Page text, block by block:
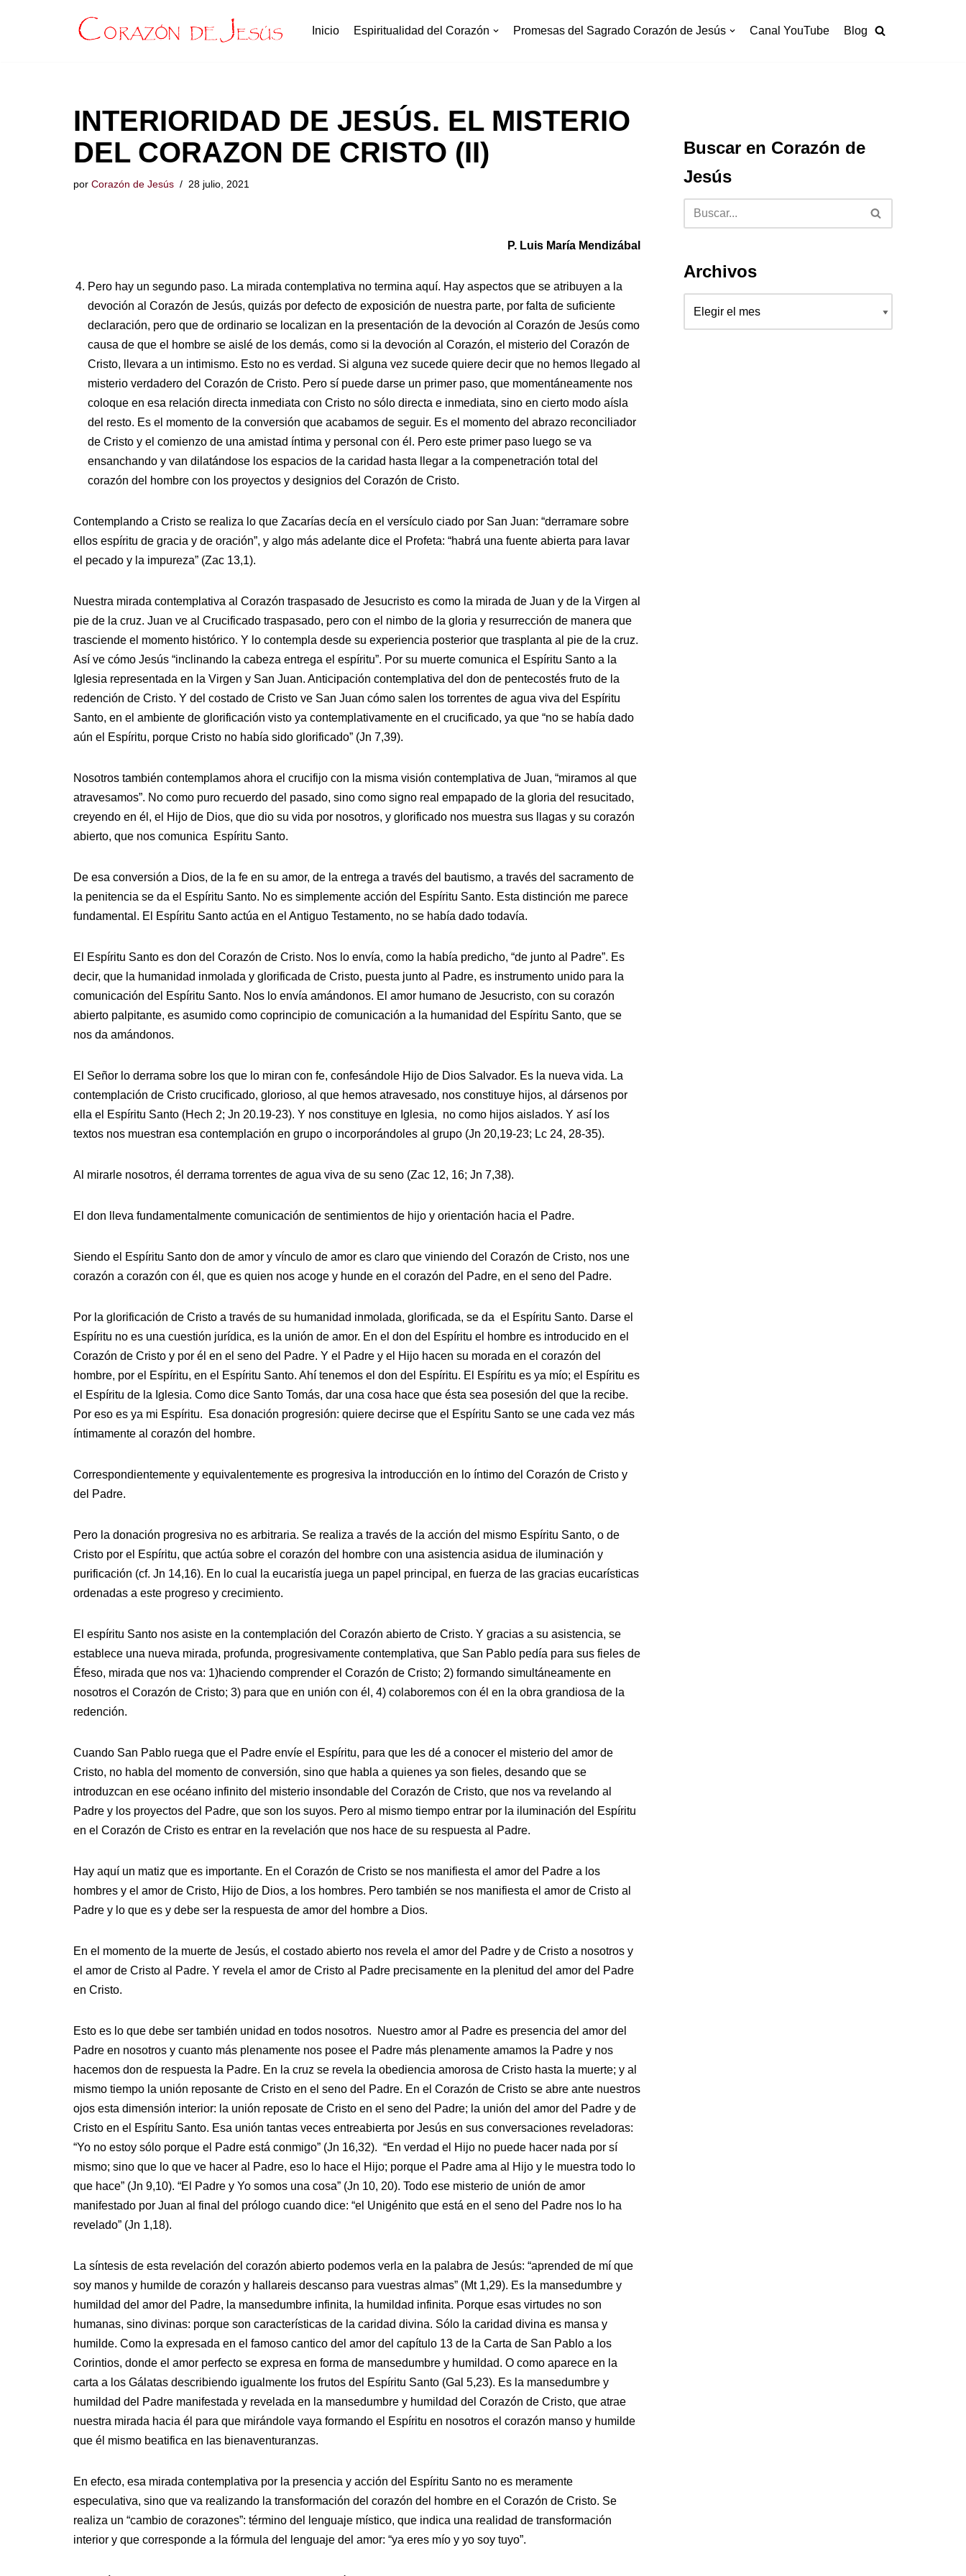
Inicio Espiritualidad del Corazón Promesas del Sagrado Corazón de Jesús Canal YouTube Blog
INTERIORIDAD DE JESÚS. EL MISTERIO
DEL CORAZON DE CRISTO (II)
por Corazón de Jesús 28 julio, 2021
P. Luis María Mendizábal
Pero hay un segundo paso. La mirada contemplativa no termina aquí. Hay aspectos que se atribuyen a la
devoción al Corazón de Jesús, quizás por defecto de exposición de nuestra parte, por falta de suficiente
declaración, pero que de ordinario se localizan en la presentación de la devoción al Corazón de Jesús como
causa de que el hombre se aislé de los demás, como si la devoción al Corazón, el misterio del Corazón de
Cristo, llevara a un intimismo. Esto no es verdad. Si alguna vez sucede quiere decir que no hemos llegado al
misterio verdadero del Corazón de Cristo. Pero sí puede darse un primer paso, que momentáneamente nos
coloque en esa relación directa inmediata con Cristo no sólo directa e inmediata, sino en cierto modo aísla
del resto. Es el momento de la conversión que acabamos de seguir. Es el momento del abrazo reconciliador
de Cristo y el comienzo de una amistad íntima y personal con él. Pero este primer paso luego se va
ensanchando y van dilatándose los espacios de la caridad hasta llegar a la compenetración total del
corazón del hombre con los proyectos y designios del Corazón de Cristo.
Contemplando a Cristo se realiza lo que Zacarías decía en el versículo ciado por San Juan: “derramare sobre
ellos espíritu de gracia y de oración”, y algo más adelante dice el Profeta: “habrá una fuente abierta para lavar
el pecado y la impureza” (Zac 13,1).
Nuestra mirada contemplativa al Corazón traspasado de Jesucristo es como la mirada de Juan y de la Virgen al
pie de la cruz. Juan ve al Crucificado traspasado, pero con el nimbo de la gloria y resurrección de manera que
trasciende el momento histórico. Y lo contempla desde su experiencia posterior que trasplanta al pie de la cruz.
Así ve cómo Jesús “inclinando la cabeza entrega el espíritu”. Por su muerte comunica el Espíritu Santo a la
Iglesia representada en la Virgen y San Juan. Anticipación contemplativa del don de pentecostés fruto de la
redención de Cristo. Y del costado de Cristo ve San Juan cómo salen los torrentes de agua viva del Espíritu
Santo, en el ambiente de glorificación visto ya contemplativamente en el crucificado, ya que “no se había dado
aún el Espíritu, porque Cristo no había sido glorificado” (Jn 7,39).
Nosotros también contemplamos ahora el crucifijo con la misma visión contemplativa de Juan, “miramos al que
atravesamos”. No como puro recuerdo del pasado, sino como signo real empapado de la gloria del resucitado,
creyendo en él, el Hijo de Dios, que dio su vida por nosotros, y glorificado nos muestra sus llagas y su corazón
abierto, que nos comunica Espíritu Santo.
De esa conversión a Dios, de la fe en su amor, de la entrega a través del bautismo, a través del sacramento de
la penitencia se da el Espíritu Santo. No es simplemente acción del Espíritu Santo. Esta distinción me parece
fundamental. El Espíritu Santo actúa en el Antiguo Testamento, no se había dado todavía.
El Espíritu Santo es don del Corazón de Cristo. Nos lo envía, como la había predicho, “de junto al Padre”. Es
decir, que la humanidad inmolada y glorificada de Cristo, puesta junto al Padre, es instrumento unido para la
comunicación del Espíritu Santo. Nos lo envía amándonos. El amor humano de Jesucristo, con su corazón
abierto palpitante, es asumido como coprincipio de comunicación a la humanidad del Espíritu Santo, que se
nos da amándonos.
El Señor lo derrama sobre los que lo miran con fe, confesándole Hijo de Dios Salvador. Es la nueva vida. La
contemplación de Cristo crucificado, glorioso, al que hemos atravesado, nos constituye hijos, al dársenos por
ella el Espíritu Santo (Hech 2; Jn 20.19-23). Y nos constituye en Iglesia, no como hijos aislados. Y así los
textos nos muestran esa contemplación en grupo o incorporándoles al grupo (Jn 20,19-23; Lc 24, 28-35).
Al mirarle nosotros, él derrama torrentes de agua viva de su seno (Zac 12, 16; Jn 7,38).
El don lleva fundamentalmente comunicación de sentimientos de hijo y orientación hacia el Padre.
Siendo el Espíritu Santo don de amor y vínculo de amor es claro que viniendo del Corazón de Cristo, nos une
corazón a corazón con él, que es quien nos acoge y hunde en el corazón del Padre, en el seno del Padre.
Por la glorificación de Cristo a través de su humanidad inmolada, glorificada, se da el Espíritu Santo. Darse el
Espíritu no es una cuestión jurídica, es la unión de amor. En el don del Espíritu el hombre es introducido en el
Corazón de Cristo y por él en el seno del Padre. Y el Padre y el Hijo hacen su morada en el corazón del
hombre, por el Espíritu, en el Espíritu Santo. Ahí tenemos el don del Espíritu. El Espíritu es ya mío; el Espíritu es
el Espíritu de la Iglesia. Como dice Santo Tomás, dar una cosa hace que ésta sea posesión del que la recibe.
Por eso es ya mi Espíritu. Esa donación progresión: quiere decirse que el Espíritu Santo se une cada vez más
íntimamente al corazón del hombre.
Correspondientemente y equivalentemente es progresiva la introducción en lo íntimo del Corazón de Cristo y
del Padre.
Pero la donación progresiva no es arbitraria. Se realiza a través de la acción del mismo Espíritu Santo, o de
Cristo por el Espíritu, que actúa sobre el corazón del hombre con una asistencia asidua de iluminación y
purificación (cf. Jn 14,16). En lo cual la eucaristía juega un papel principal, en fuerza de las gracias eucarísticas
ordenadas a este progreso y crecimiento.
El espíritu Santo nos asiste en la contemplación del Corazón abierto de Cristo. Y gracias a su asistencia, se
establece una nueva mirada, profunda, progresivamente contemplativa, que San Pablo pedía para sus fieles de
Éfeso, mirada que nos va: 1)haciendo comprender el Corazón de Cristo; 2) formando simultáneamente en
nosotros el Corazón de Cristo; 3) para que en unión con él, 4) colaboremos con él en la obra grandiosa de la
redención.
Cuando San Pablo ruega que el Padre envíe el Espíritu, para que les dé a conocer el misterio del amor de
Cristo, no habla del momento de conversión, sino que habla a quienes ya son fieles, desando que se
introduzcan en ese océano infinito del misterio insondable del Corazón de Cristo, que nos va revelando al
Padre y los proyectos del Padre, que son los suyos. Pero al mismo tiempo entrar por la iluminación del Espíritu
en el Corazón de Cristo es entrar en la revelación que nos hace de su respuesta al Padre.
Hay aquí un matiz que es importante. En el Corazón de Cristo se nos manifiesta el amor del Padre a los
hombres y el amor de Cristo, Hijo de Dios, a los hombres. Pero también se nos manifiesta el amor de Cristo al
Padre y lo que es y debe ser la respuesta de amor del hombre a Dios.
En el momento de la muerte de Jesús, el costado abierto nos revela el amor del Padre y de Cristo a nosotros y
el amor de Cristo al Padre. Y revela el amor de Cristo al Padre precisamente en la plenitud del amor del Padre
en Cristo.
Esto es lo que debe ser también unidad en todos nosotros. Nuestro amor al Padre es presencia del amor del
Padre en nosotros y cuanto más plenamente nos posee el Padre más plenamente amamos la Padre y nos
hacemos don de respuesta la Padre. En la cruz se revela la obediencia amorosa de Cristo hasta la muerte; y al
mismo tiempo la unión reposante de Cristo en el seno del Padre. En el Corazón de Cristo se abre ante nuestros
ojos esta dimensión interior: la unión reposate de Cristo en el seno del Padre; la unión del amor del Padre y de
Cristo en el Espíritu Santo. Esa unión tantas veces entreabierta por Jesús en sus conversaciones reveladoras:
“Yo no estoy sólo porque el Padre está conmigo” (Jn 16,32). “En verdad el Hijo no puede hacer nada por sí
mismo; sino que lo que ve hacer al Padre, eso lo hace el Hijo; porque el Padre ama al Hijo y le muestra todo lo
que hace” (Jn 9,10). “El Padre y Yo somos una cosa” (Jn 10, 20). Todo ese misterio de unión de amor
manifestado por Juan al final del prólogo cuando dice: “el Unigénito que está en el seno del Padre nos lo ha
revelado” (Jn 1,18).
La síntesis de esta revelación del corazón abierto podemos verla en la palabra de Jesús: “aprended de mí que
soy manos y humilde de corazón y hallareis descanso para vuestras almas” (Mt 1,29). Es la mansedumbre y
humildad del amor del Padre, la mansedumbre infinita, la humildad infinita. Porque esas virtudes no son
humanas, sino divinas: porque son características de la caridad divina. Sólo la caridad divina es mansa y
humilde. Como la expresada en el famoso cantico del amor del capítulo 13 de la Carta de San Pablo a los
Corintios, donde el amor perfecto se expresa en forma de mansedumbre y humildad. O como aparece en la
carta a los Gálatas describiendo igualmente los frutos del Espíritu Santo (Gal 5,23). Es la mansedumbre y
humildad del Padre manifestada y revelada en la mansedumbre y humildad del Corazón de Cristo, que atrae
nuestra mirada hacia él para que mirándole vaya formando el Espíritu en nosotros el corazón manso y humilde
que él mismo beatifica en las bienaventuranzas.
En efecto, esa mirada contemplativa por la presencia y acción del Espíritu Santo no es meramente
especulativa, sino que va realizando la transformación del corazón del hombre en el Corazón de Cristo. Se
realiza un “cambio de corazones”: término del lenguaje místico, que indica una realidad de transformación
interior y que corresponde a la fórmula del lenguaje del amor: “ya eres mío y yo soy tuyo”.
Buscar en Corazón de
Jesús
Archivos